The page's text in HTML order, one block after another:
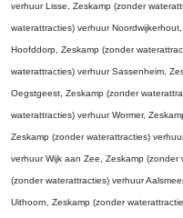
verhuur Lisse, Zeskamp (zonder
waterattracties) verhuur
Hoofddorp, Zeskamp (zonder
waterattracties) verhuur Sassenheim,
Oegstgeest, Zeskamp (zonder
waterattracties) verhuur Wormer,
Zeskamp (zonder waterattracties)
verhuur Wijk aan Zee, Zeskamp
(zonder waterattracties) verhuur
Uithoorn, Zeskamp (zonder